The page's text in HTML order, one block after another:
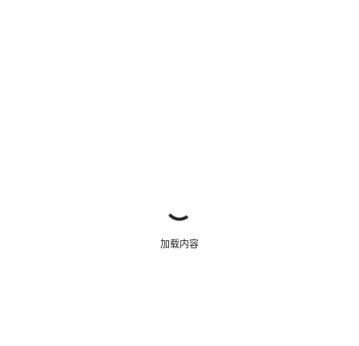
加载内容